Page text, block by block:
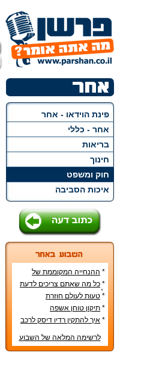
פינת הוידאו - אחר
אחר - כללי
בריאות
חינוך
חוק ומשפט
איכות הסביבה
* ההנחייה המקוממת של
משרד החינוך
* כל מה שאתם צריכים לדעת
לפני קניית מטבח חדש
* טעות לעולם חוזרת
* תיקון טוחן אשפה
* איך להתקין רדיו דיסק לרכב
לרשימה המלאה של השבוע